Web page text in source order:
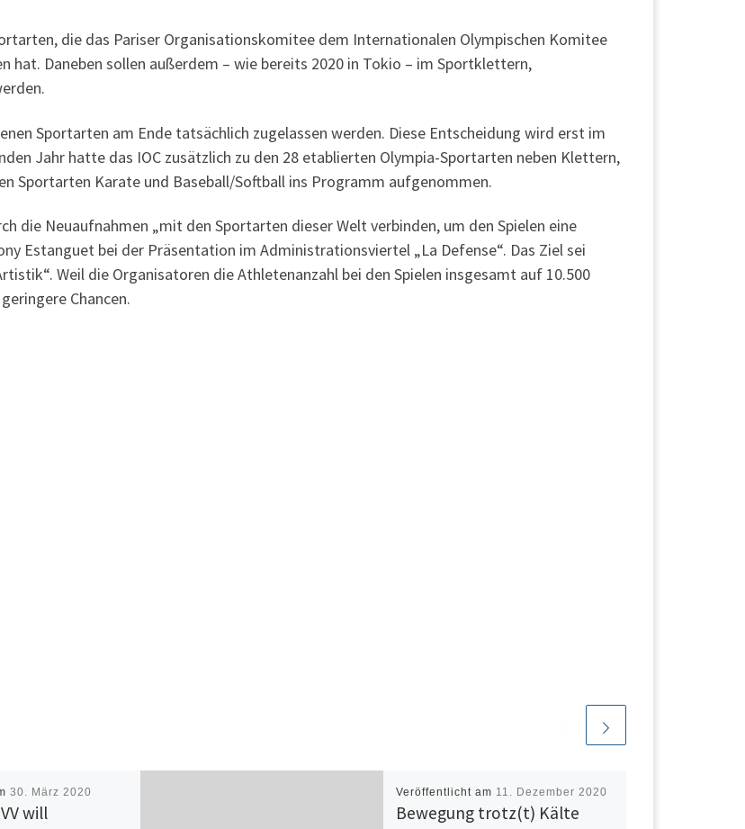
die das Pariser Organisationskomitee dem Internationalen Olympischen Komitee
hat. Daneben sollen außerdem – wie bereits 2020 in Tokio – im Sportklettern,
Sportarten am Ende tatsächlich zugelassen werden. Diese Entscheidung wird erst im
Jahr hatte das IOC zusätzlich zu den 28 etablierten Olympia-Sportarten neben Klettern,
Sportarten Karate und Baseball/Softball ins Programm aufgenommen.
die Neuaufnahmen „mit den Sportarten dieser Welt verbinden, um den Spielen eine
Estanguet bei der Präsentation im Administrationsviertel „La Defense“. Das Ziel sei
Weil die Organisatoren die Athletenanzahl bei den Spielen insgesamt auf 10.500
Chancen.
30. März 2020
will
Veröffentlicht am 11. Dezember 2020
Bewegung trotz(t) Kälte